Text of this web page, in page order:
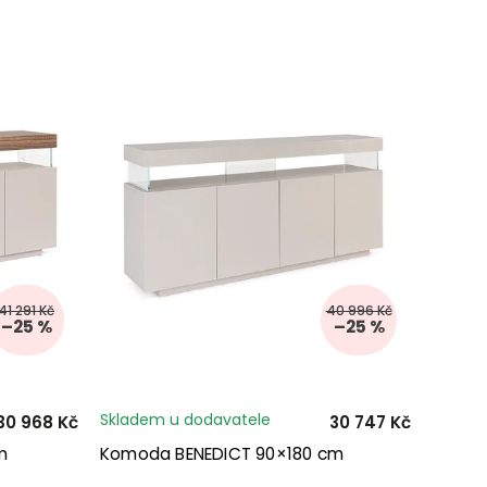
291 Kč
–25 %
968 Kč
40 996 Kč
–25 %
Komoda BENEDICT 90×180 cm
Skladem u dodavatele 30 747 Kč